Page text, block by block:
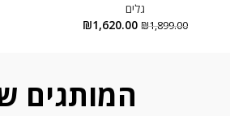
גלים
₪1,899.00
₪1,620.00
המותגים